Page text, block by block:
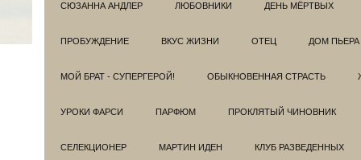
СЮЗАННА АНДЛЕР ЛЮБОВНИКИ ДЕНЬ МЁРТВЫХ
ПРОБУЖДЕНИЕ ВКУС ЖИЗНИ ОТЕЦ ДОМ ПЬЕРА
МОЙ БРАТ - СУПЕРГЕРОЙ! ОБЫКНОВЕННАЯ СТРАСТЬ
УРОКИ ФАРСИ ПАРФЮМ ПРОКЛЯТЫЙ ЧИНОВНИК
СЕЛЕКЦИОНЕР МАРТИН ИДЕН КЛУБ РАЗВЕДEННЫХ